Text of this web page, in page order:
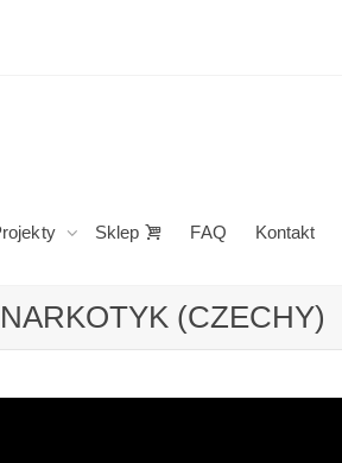
Sklep FAQ Kontakt
(CZECHY)